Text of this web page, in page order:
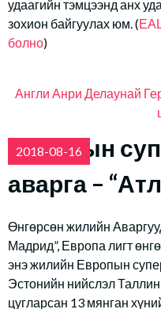
удаагийн тэмцээнд анх
зохион байгуулах юм. (
болно)
Англи Анри Делаунай
2018-08-16
Европын
аварга –
Өнгөрсөн жилийн
Мадрид”, Европа лигт
энэ жилийн Европын
Эстонийн нийслэл
цугларсан 13 мянган